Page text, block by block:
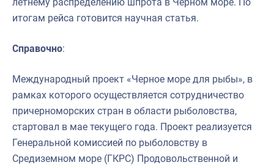
итогам рейса готовится научная статья.
Справочно:
Международный проект «Черное море для рыбы», в
рамках которого осуществляется сотрудничество
причерноморских стран в области рыболовства,
стартовал в мае текущего года. Проект реализуется
Генеральной комиссией по рыболовству в
Средиземном море (ГКРС) Продовольственной и